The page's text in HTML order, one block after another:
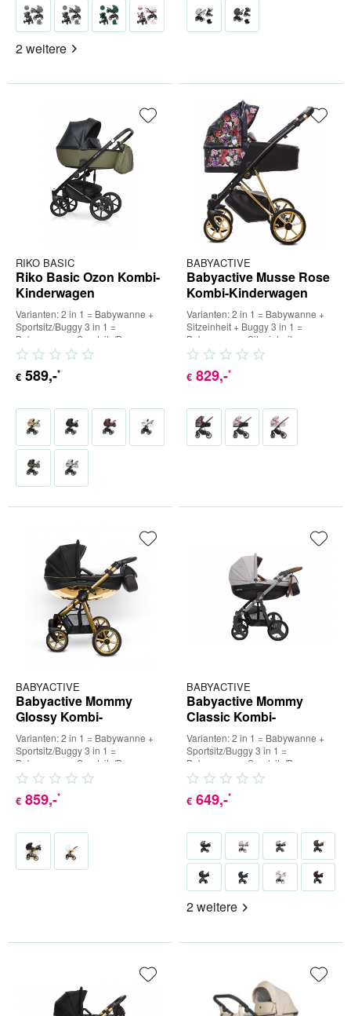
2 weitere
RIKO BASIC
Riko Basic Ozon Kombi-
Kinderwagen
Varianten: 2 in 1 = Babywanne +
Sportsitz/Buggy 3 in 1 =
Babywanne + Sportsitz/Buggy +
Babyschale (inkl. Adapter) 4...
€ 589,-*
BABYACTIVE
Babyactive Musse Rose
Kombi-Kinderwagen
Varianten: 2 in 1 = Babywanne +
Sitzeinheit + Buggy 3 in 1 =
Babywanne + Sitzeinheit +
Buggy + Babyschale (inkl....
€ 829,-*
BABYACTIVE
Babyactive Mommy
Glossy Kombi-
Kinderwagen
Varianten: 2 in 1 = Babywanne +
Sportsitz/Buggy 3 in 1 =
Babywanne + Sportsitz/Buggy +
Babyschale (inkl. Adapter) 4...
€ 859,-*
BABYACTIVE
Babyactive Mommy
Classic Kombi-
Kinderwagen
Varianten: 2 in 1 = Babywanne +
Sportsitz/Buggy 3 in 1 =
Babywanne + Sportsitz/Buggy +
Babyschale (inkl. Adapter) 4...
€ 649,-*
2 weitere